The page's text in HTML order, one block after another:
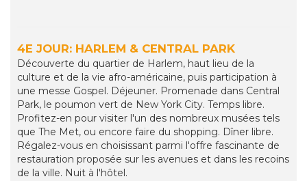
4E JOUR: HARLEM & CENTRAL PARK
Découverte du quartier de Harlem, haut lieu de la
culture et de la vie afro-américaine, puis participation à
une messe Gospel. Déjeuner. Promenade dans Central
Park, le poumon vert de New York City. Temps libre.
Profitez-en pour visiter l'un des nombreux musées tels
que The Met, ou encore faire du shopping. Dîner libre.
Régalez-vous en choisissant parmi l'offre fascinante de
restauration proposée sur les avenues et dans les recoins
de la ville. Nuit à l'hôtel.